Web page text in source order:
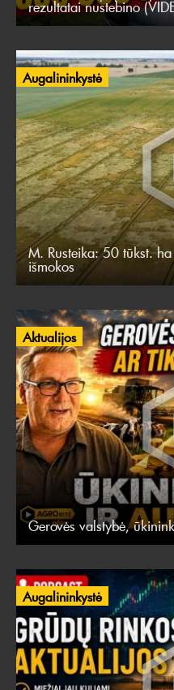
rezultatai nustebino
Augalininkystė
M. Rusteika: 50 tūkst.
išmokos
Aktualijos
Gerovės valstybė,
Augalininkystė